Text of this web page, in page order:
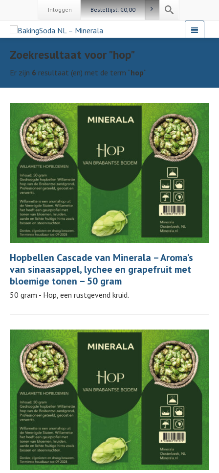
Inloggen Bestellijst:€0,00
Zoekresultaat voor "hop"
Er zijn 6 resultaat (en) met de term “hop“
Hopbellen Cascade van Minerala – Aroma’s
van sinaasappel, lychee en grapefruit met
bloemige tonen – 50 gram
50 gram - Hop, een rustgevend kruid.